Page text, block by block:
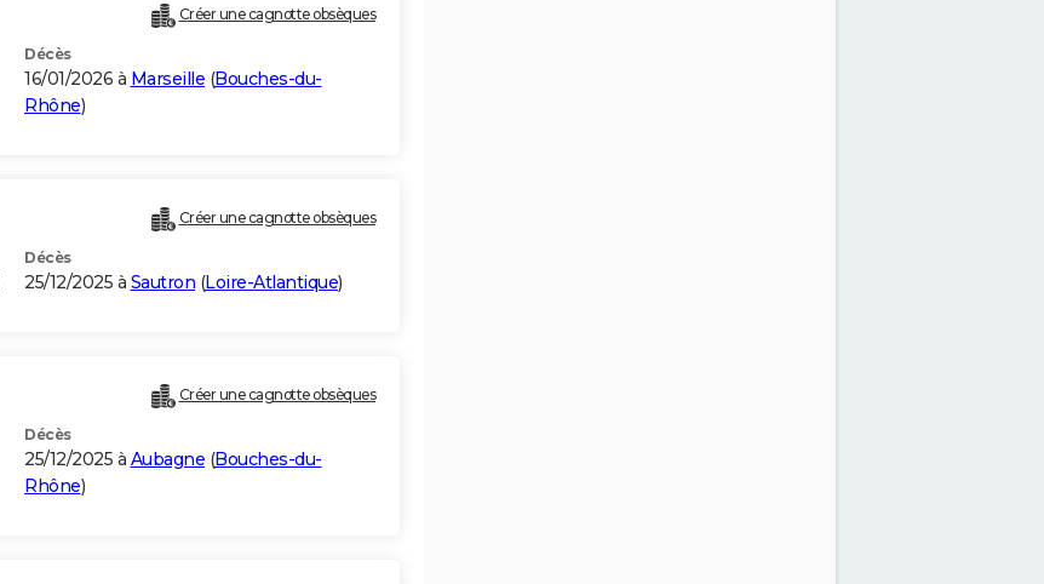
Créer une cagnotte obsèques
Décès
16/01/2026 à Marseille (Bouches-du-
Rhône)
Créer une cagnotte obsèques
Décès
25/12/2025 à Sautron (Loire-Atlantique)
Créer une cagnotte obsèques
Décès
25/12/2025 à Aubagne (Bouches-du-
Rhône)